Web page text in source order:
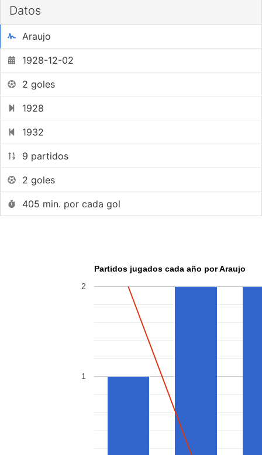
Datos
Araujo
1928-12-02
2 goles
1928
1932
9 partidos
2 goles
405 min. por cada gol
Partidos jugados cada año por Araujo
1
2